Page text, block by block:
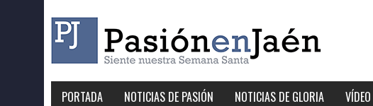
PORTADA NOTICIAS DE PASIÓN NOTICIAS DE GLORIA VÍDEO